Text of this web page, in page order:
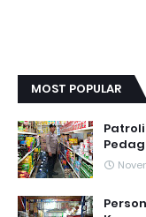
MOST POPULAR